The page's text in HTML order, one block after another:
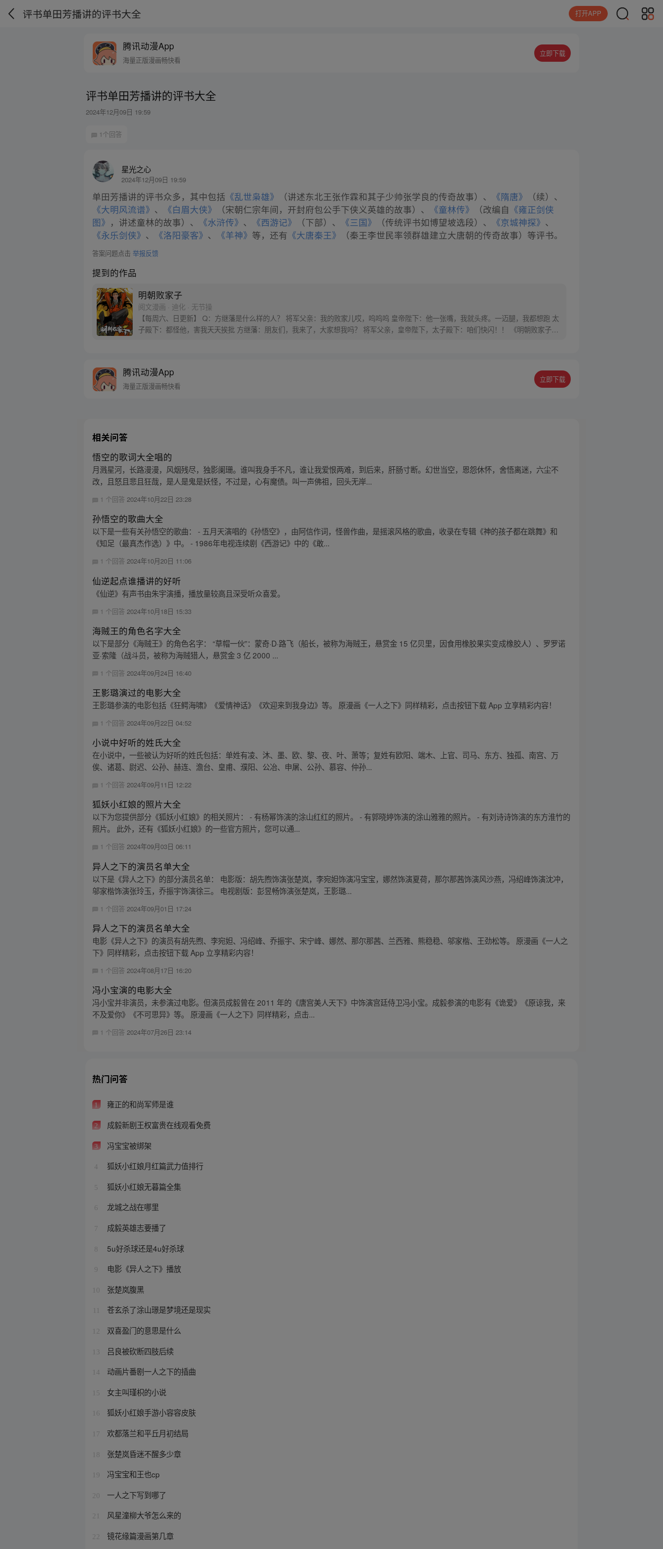
评书单田芳播讲的评书大全 打开APP
腾讯动漫App
海量正版漫画畅快看
立即下载
评书单田芳播讲的评书大全
2024年12月09日 19:59
1个回答
星光之心
2024年12月09日 19:59
单田芳播讲的评书众多，其中包括 《乱世枭雄》 （讲述东北王张作霖和其子少帅张学良的传奇故事）、 《隋唐》
（续）、
《大明风流谱》 、 《白眉大侠》 （宋朝仁宗年间，开封府包公手下侠义英雄的故事）、 《童林传》 （改编自 《雍正剑侠
图》 ，讲述童林的故事）、 《水浒传》 、 《西游记》 （下部）、 《三国》 （传统评书如博望坡选段）、 《京城神探》 、
《永乐剑侠》 、 《洛阳豪客》 、 《羊神》 等，还有 《大唐秦王》 （秦王李世民率领群雄建立大唐朝的传奇故事）等评书。
答案问题点击举报反馈
提到的作品
明朝败家子
阅文漫画 · 迪化 · 无节操
【每周六、日更新】 Q：方继藩是什么样的人？ 将军父亲：我的败家儿哎，呜呜呜 皇帝陛下：他一张嘴，我就头疼。一迈腿，我都想跑 太
子殿下：都怪他，害我天天挨批 方继藩：朋友们，我来了，大家想我吗？ 将军父亲，皇帝陛下，太子殿下：咱们快闪！！ 《明朝败家子》
腾讯动漫App
海量正版漫画畅快看
立即下载
相关问答
悟空的歌词大全唱的
月溅星河，长路漫漫，风烟残尽，独影阑珊。谁叫我身手不凡，谁让我爱恨两难，到后来，肝肠寸断。幻世当空，恩怨休怀，舍悟离迷，六尘不
改，且怒且悲且狂哉，是人是鬼是妖怪，不过是，心有魔债。叫一声佛祖，回头无岸...
1 个回答2024年10月22日 23:28
孙悟空的歌曲大全
以下是一些有关孙悟空的歌曲： - 五月天演唱的《孙悟空》，由阿信作词，怪兽作曲，是摇滚风格的歌曲，收录在专辑《神的孩子都在跳舞》和
《知足（最真杰作选）》中。 - 1986年电视连续剧《西游记》中的《敢...
1 个回答2024年10月20日 11:06
仙逆起点谁播讲的好听
《仙逆》有声书由朱宇演播，播放量较高且深受听众喜爱。
1 个回答 2024年10月18日 15:33
海贼王的角色名字大全
以下是部分《海贼王》的角色名字： “草帽一伙”：蒙奇·D·路飞（船长，被称为海贼王，悬赏金 15 亿贝里，因食用橡胶果实变成橡胶人）、罗罗诺
亚·索隆（战斗员，被称为海贼猎人，悬赏金 3 亿 2000 ...
1 个回答 2024年09月24日 16:40
王影璐演过的电影大全
王影璐参演的电影包括《狂鳄海啸》《爱情神话》《欢迎来到我身边》等。 原漫画《一人之下》同样精彩，点击按钮下载 App 立享精彩内容！
1 个回答2024年09月22日 04:52
小说中好听的姓氏大全
在小说中，一些被认为好听的姓氏包括：单姓有凌、沐、墨、欧、黎、夜、叶、萧等；复姓有欧阳、端木、上官、司马、东方、独孤、南宫、万
俟、诸葛、尉迟、公孙、赫连、澹台、皇甫、濮阳、公冶、申屠、公孙、慕容、仲孙...
1 个回答2024年09月11日 12:22
狐妖小红娘的照片大全
以下为您提供部分《狐妖小红娘》的相关照片： - 有杨幂饰演的涂山红红的照片。 - 有郭晓婷饰演的涂山雅雅的照片。 - 有刘诗诗饰演的东方淮竹的
照片。 此外，还有《狐妖小红娘》的一些官方照片，您可以通...
1 个回答2024年09月03日 06:11
异人之下的演员名单大全
以下是《异人之下》的部分演员名单： 电影版：胡先煦饰演张楚岚，李宛妲饰演冯宝宝，娜然饰演夏荷，那尔那茜饰演风沙燕，冯绍峰饰演沈冲，
邬家楷饰演张玲玉，乔振宇饰演徐三。 电视剧版：彭昱畅饰演张楚岚，王影璐...
1 个回答 2024年09月01日 17:24
异人之下的演员名单大全
电影《异人之下》的演员有胡先煦、李宛妲、冯绍峰、乔振宇、宋宁峰、娜然、那尔那茜、兰西雅、熊稳稳、邬家楷、王劲松等。 原漫画《一人之
下》同样精彩，点击按钮下载 App 立享精彩内容！
1 个回答 2024年08月17日 16:20
冯小宝演的电影大全
冯小宝并非演员，未参演过电影。但演员成毅曾在 2011 年的《唐宫美人天下》中饰演宫廷侍卫冯小宝。成毅参演的电影有《诡爱》《原谅我，来
不及爱你》《不可思异》等。 原漫画《一人之下》同样精彩，点击...
1 个回答2024年07月26日 23:14
热门问答
1 雍正的和尚军师是谁
2 成毅新剧王权富贵在线观看免费
3 冯宝宝被绑架
4 狐妖小红娘月红篇武力值排行
5 狐妖小红娘无暮篇全集
6 龙城之战在哪里
7 成毅英雄志要播了
8 5u好杀球还是4u好杀球
9 电影《异人之下》播放
10 张楚岚腹黑
苍玄杀了涂山璟是梦境还是现实
12 双喜盈门的意思是什么
13 吕良被砍断四肢后续
14 动画片番剧一人之下的插曲
15 女主叫瑾枳的小说
16 狐妖小红娘手游小容容皮肤
17 欢都落兰和平丘月初结局
18 张楚岚昏迷不醒多少章
19 冯宝宝和王也cp
20 一人之下写到哪了
21 风星潼柳大爷怎么来的
22 镜花缘篇漫画第几章